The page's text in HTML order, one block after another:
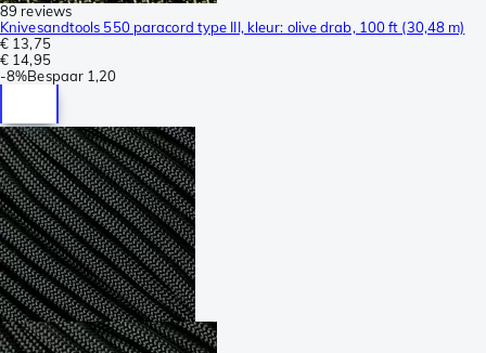
89 reviews
Knivesandtools 550 paracord type III, kleur: olive drab, 100 ft (30,48 m)
€ 13,75
€ 14,95
-8%Bespaar 1,20